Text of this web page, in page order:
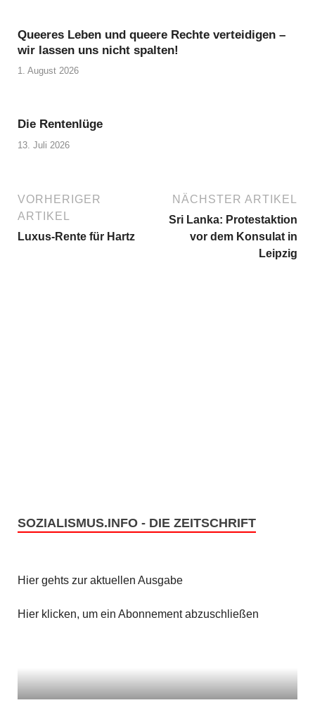
Queeres Leben und queere Rechte verteidigen –
wir lassen uns nicht spalten!
1. August 2026
Die Rentenlüge
13. Juli 2026
VORHERIGER
ARTIKEL
Luxus-Rente für Hartz
NÄCHSTER ARTIKEL
Sri Lanka: Protestaktion
vor dem Konsulat in
Leipzig
SOZIALISMUS.INFO - DIE ZEITSCHRIFT
Hier gehts zur aktuellen Ausgabe
Hier klicken, um ein Abonnement abzuschließen